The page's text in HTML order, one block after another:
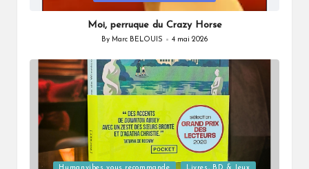
in
Moi, perruque du Crazy Horse
Posted
By Marc BELOUIS 4 mai 2026